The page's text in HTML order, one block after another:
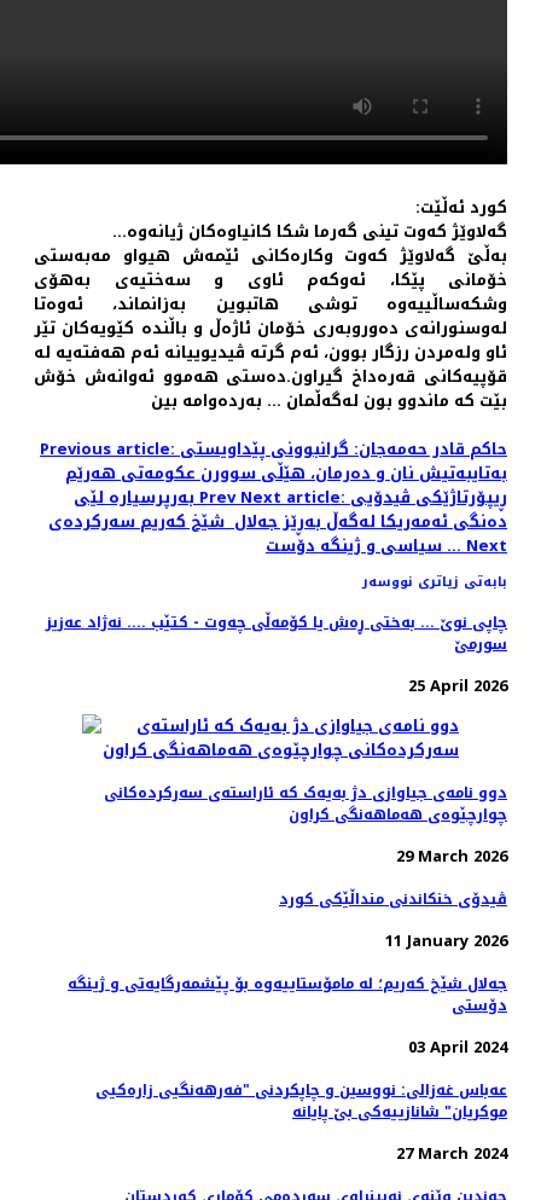
كورد ئه‌ڵێت:
گه‌لاوێژ كه‌وت تینی گه‌رما شكا كانیاوه‌كان ژیانه‌وه‌...
به‌ڵێ گه‌لاوێژ كه‌وت وكاره‌كانی ئێمه‌ش هیواو مه‌به‌ستی
خۆمانی پێكا، ئه‌وكه‌م ئاوی و سه‌ختیه‌ی به‌هۆی
وشكه‌ساڵییه‌وه‌ توشی هاتبوین به‌زانماند، ئه‌وه‌تا
له‌وسنورانه‌ی ده‌وروبه‌ری خۆمان ئاژه‌ڵ و باڵنده‌ كێویه‌كان تێر
ئاو وله‌مردن رزگار بوون، ئه‌م گرته‌ ڤیدیوییانه‌ ئه‌م هه‌فته‌یه‌ له‌
قۆپیه‌كانی قه‌ره‌داخ گیراون.ده‌ستی هه‌موو ئه‌وانه‌ش خۆش
بێت كه‌ ماندوو بون له‌گه‌ڵمان ... به‌رده‌وامه‌ بین
Previous article: حاکم قادر حەمەجان: گرانبوونی پێداویستی
بەتایبەتیش نان و دەرمان، هێڵی سوورن عکومەتی هەرێم
بەرپرسیارە لێیPrevNext article: ڕیپۆرتاژێکی ڤیدۆیی
دەنگی ئەمەریکا لەگەڵ بەڕێز جەلال شێخ کەریم سەرکردەی
سیاسی و ژینگە دۆست ...Next
بابەتی زیاتری نووسەر
چاپی نوێ ... بەختی ڕەش یا کۆمەڵی چەوت - کتێب .... نەژاد عەزیز
سورمێ
25 April 2026
دوو نامەی جیاوازی دژ بەیەک کە ئاراستەی سەرکردەکانی
چوارچێوەی هەماهەنگی کراون
29 March 2026
ڤیدۆی خنکاندنی منداڵێکی کورد
11 January 2026
جەلال شێخ کەریم؛ لە مامۆستاییەوە بۆ پێشمەرگایەتی و ژینگە
دۆستی
03 April 2024
عەباس غەزالی: نووسین و چاپکردنی "فەرهەنگیی زارەکیی
موکریان" شانازییەکی بێ پایانه
27 March 2024